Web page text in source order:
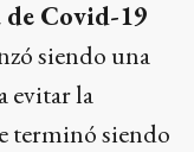
Covid-19
siendo una
evitar la
terminó siendo